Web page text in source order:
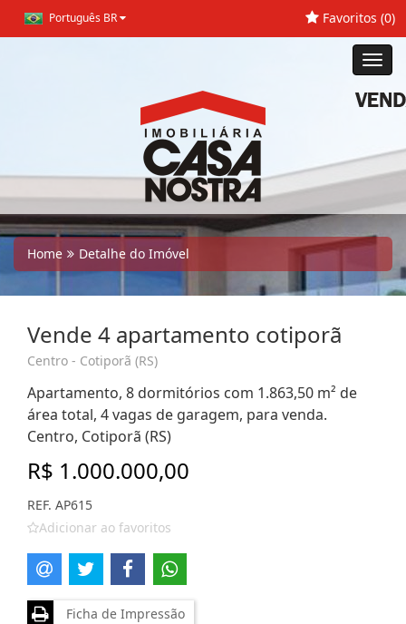
Português BR Favoritos (0)
Home Detalhe do Imóvel
Vende 4 apartamento cotiporã
Centro - Cotiporã (RS)
Apartamento, 8 dormitórios com 1.863,50 m² de
área total, 4 vagas de garagem, para venda.
Centro, Cotiporã (RS)
R$ 1.000.000,00
REF. AP615
Adicionar ao favoritos
Ficha de Impressão